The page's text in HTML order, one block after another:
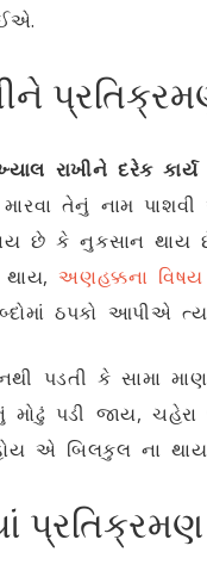
ખ્યાલ રાખીને દરેક
મારવા તેનું નામ
છે કે નુકસાન થાય
અણહક્કના વિષય
ઠપકો
પડતી કે સામા
મોઢું પડી જાય,
એ બિલકુલ ના
પ્રતિક્રમણ